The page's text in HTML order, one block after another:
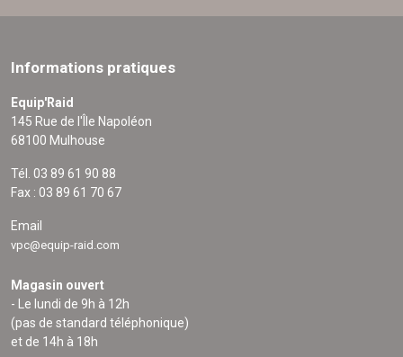
Informations pratiques
Equip'Raid
145 Rue de l'Île Napoléon
68100 Mulhouse
Tél. 03 89 61 90 88
Fax : 03 89 61 70 67
Email
vpc@equip-raid.com
Magasin ouvert
- Le lundi de 9h à 12h
(pas de standard téléphonique)
et de 14h à 18h